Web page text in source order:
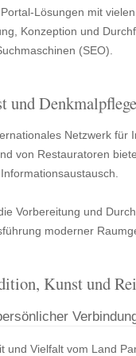
Lösungen mit
Konzeption und
(SEO).
und Denkmalpflege
Netzwerk für
von Restauratoren
Vorbereitung und
moderner
Kunst und
und Vielfalt vom Land